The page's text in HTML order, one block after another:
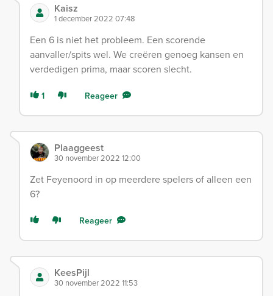
Kaisz
1 december 2022 07:48
Een 6 is niet het probleem. Een scorende
aanvaller/spits wel. We creëren genoeg kansen en
verdedigen prima, maar scoren slecht.
1 Reageer
Plaaggeest
30 november 2022 12:00
Zet Feyenoord in op meerdere spelers of alleen een
6?
Reageer
KeesPijl
30 november 2022 11:53